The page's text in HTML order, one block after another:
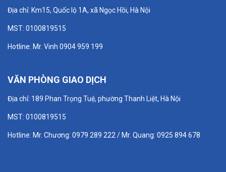
Địa chỉ: Km15, Quốc lộ 1A, xã Ngọc Hồi, Hà Nội
MST: 0100819515
Hotline: Mr. Vinh 0904 959 199
VĂN PHÒNG GIAO DỊCH
Địa chỉ: 189 Phan Trọng Tuệ, phường Thanh Liệt, Hà Nội
MST: 0100819515
Hotline: Mr. Chương: 0979 289 222 / Mr. Quang: 0925 894 678